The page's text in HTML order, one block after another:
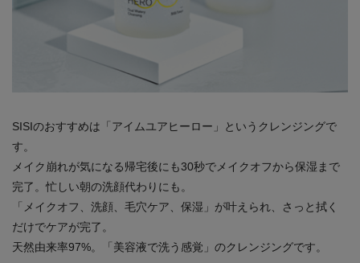
SISIのおすすめは「アイムユアヒーロー」というクレンジングで
す。
メイク崩れが気になる帰宅後にも30秒でメイクオフから保湿まで
完了。忙しい朝の洗顔代わりにも。
「メイクオフ、洗顔、毛穴ケア、保湿」が叶えられ、さっと拭く
だけでケアが完了。
天然由来率97%。「美容液で洗う感覚」のクレンジングです。